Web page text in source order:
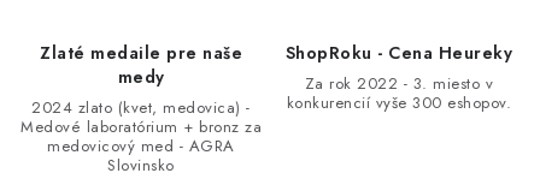
s
Zlaté medaile pre naše
medy
2024 zlato (kvet, medovica) -
Medové laboratórium + bronz za
medovicový med - AGRA
Slovinsko
ShopRoku - Cena Heureky
Za rok 2022 - 3. miesto v
konkurencií vyše 300 eshopov.